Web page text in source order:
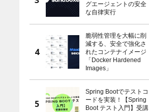
グエージェントの安全
な自律実行
脆弱性管理を大幅に削
減する、安全で強化さ
れたコンテナイメージ
「Docker Hardened
Images」
Spring Bootでテストコ
ードを実装！【Spring
Boot テスト入門】受講